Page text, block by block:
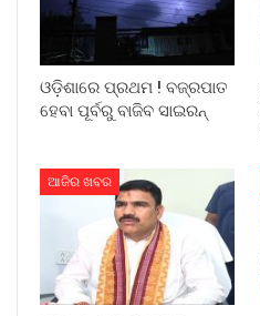
ଓଡ଼ିଶାରେ ପ୍ରଥମ ! ବଜ୍ରପାତ
ହେବା ପୂର୍ବରୁ ବାଜିବ ସାଇରନ୍
ଆଜିର ଖବର